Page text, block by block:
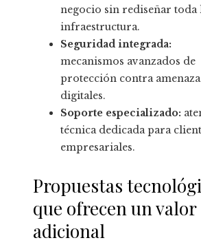
negocio sin rediseñar toda
infraestructura.
Seguridad integrada:
mecanismos avanzados de
protección contra
digitales.
Soporte especializado:
técnica dedicada para
empresariales.
Propuestas
que ofrecen un valor
adicional